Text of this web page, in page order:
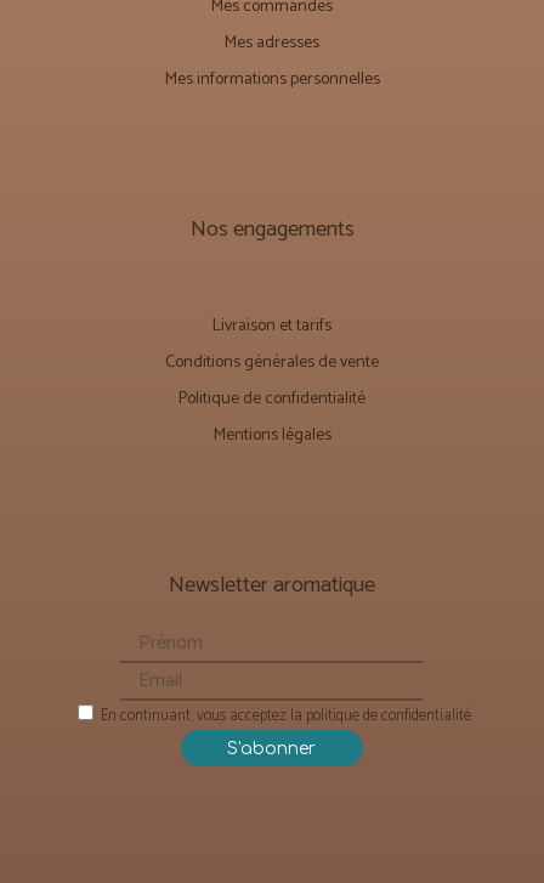
Mes commandes
Mes adresses
Mes informations personnelles
Nos engagements
Livraison et tarifs
Conditions générales de vente
Politique de confidentialité
Mentions légales
Newsletter aromatique
En continuant, vous acceptez la politique de confidentialité